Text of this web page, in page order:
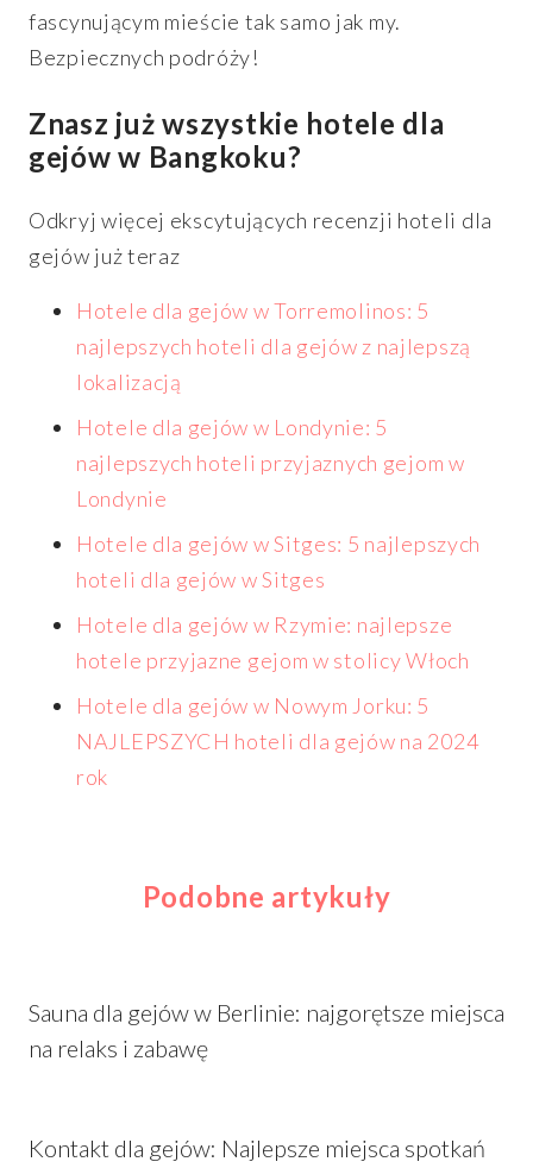
fascynującym mieście tak samo jak my.
Bezpiecznych podróży!
Znasz już wszystkie hotele dla
gejów w Bangkoku?
Odkryj więcej ekscytujących recenzji hoteli dla
gejów już teraz
Hotele dla gejów w Torremolinos: 5
najlepszych hoteli dla gejów z najlepszą
lokalizacją
Hotele dla gejów w Londynie: 5
najlepszych hoteli przyjaznych gejom w
Londynie
Hotele dla gejów w Sitges: 5 najlepszych
hoteli dla gejów w Sitges
Hotele dla gejów w Rzymie: najlepsze
hotele przyjazne gejom w stolicy Włoch
Hotele dla gejów w Nowym Jorku: 5
NAJLEPSZYCH hoteli dla gejów na 2024
rok
Podobne artykuły
Sauna dla gejów w Berlinie: najgorętsze miejsca
na relaks i zabawę
Kontakt dla gejów: Najlepsze miejsca spotkań